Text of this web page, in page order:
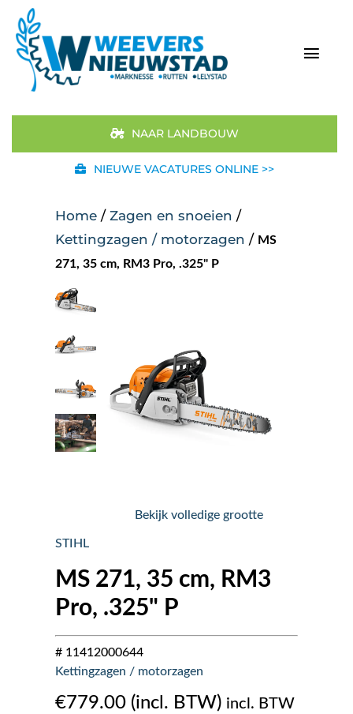
naar
inhoud
Aanbod
STIHL
Nieuws
Over ons
Tuin & Park Contact
NAAR LANDBOUW
NIEUWE VACATURES ONLINE >>
Home / Zagen en snoeien /
Kettingzagen / motorzagen / MS
271, 35 cm, RM3 Pro, .325" P
Bekijk volledige grootte
STIHL
MS 271, 35 cm, RM3
Pro, .325" P
# 11412000644
Kettingzagen / motorzagen
€779.00 incl. BTW